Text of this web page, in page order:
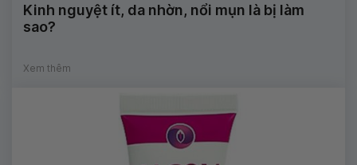
Kinh nguyệt ít, da nhờn, nổi mụn là bị làm
sao?
Xem thêm